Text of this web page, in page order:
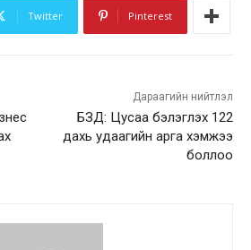
Twitter Pinterest
Дараагийн нийтлэл
БЗД: Цусаа бэлэглэх 122
дахь удаагийн арга хэмжээ
боллоо